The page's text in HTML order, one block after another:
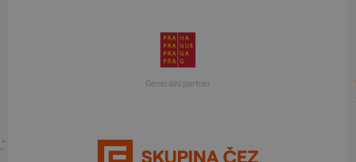
Generální partner